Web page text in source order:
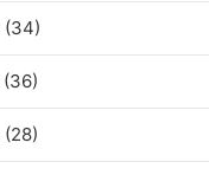
(34)
(36)
(28)